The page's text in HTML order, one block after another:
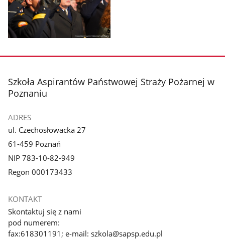
zdjęcie
galerii.
stopka
Szkoła Aspirantów Państwowej Straży Pożarnej w
Poznaniu
ADRES
ul. Czechosłowacka 27
61-459 Poznań
NIP 783-10-82-949
Regon 000173433
KONTAKT
Skontaktuj się z nami
pod numerem:
fax:618301191; e-mail: szkola@sapsp.edu.pl